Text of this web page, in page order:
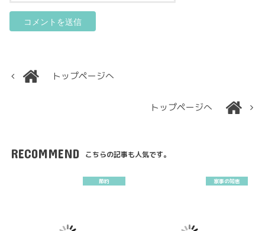
トップページへ
トップページへ
RECOMMEND こちらの記事も人気です。
節約 家事の知恵